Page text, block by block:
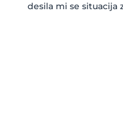
desila mi se situacija